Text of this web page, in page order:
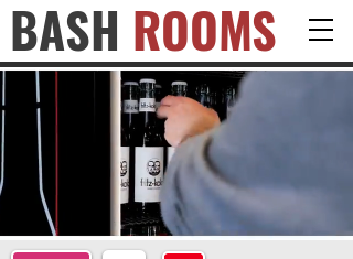
BASH ROOMS